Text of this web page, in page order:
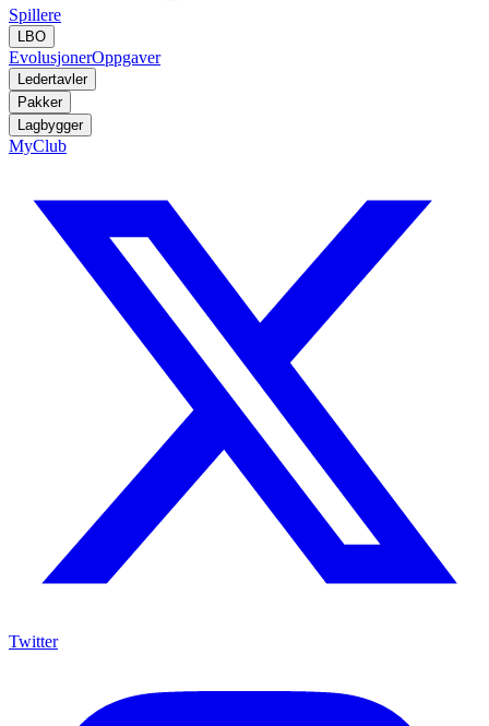
Spillere
LBO
EvolusjonerOppgaver
Ledertavler
Pakker
Lagbygger
MyClub
Twitter